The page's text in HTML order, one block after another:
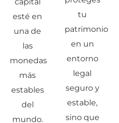
esté en
una de
las
monedas
más
estables
del
mundo.
tu
patrimonio
en un
entorno
legal
seguro y
estable,
sino que